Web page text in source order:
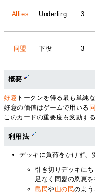
Allies Underling 3
同盟 下役 3
概要
好意 トークンを得る最も単純な
好意の価値はゲームで用いる
このカードの重要度も変動する
利用法
デッキに負荷をかけず、
引き切りデッキに
足なく同盟の恩恵を
島民や山の民のよ